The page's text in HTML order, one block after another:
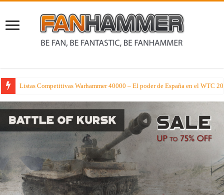
Listas Competitivas Warhammer 40000 – El poder de España en el WTC